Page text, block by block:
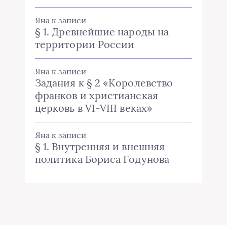
Яна к записи
§ 1. Древнейшие народы на
территории России
Яна к записи
Задания к § 2 «Королевство
франков и христианская
церковь в VI-VIII веках»
Яна к записи
§ 1. Внутренняя и внешняя
политика Бориса Годунова